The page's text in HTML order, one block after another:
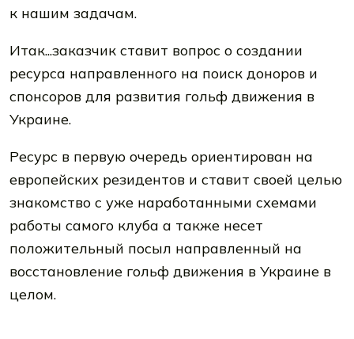
к нашим задачам.
Итак...заказчик ставит вопрос о создании
ресурса направленного на поиск доноров и
спонсоров для развития гольф движения в
Украине.
Ресурс в первую очередь ориентирован на
европейских резидентов и ставит своей целью
знакомство с уже наработанными схемами
работы самого клуба а также несет
положительный посыл направленный на
восстановление гольф движения в Украине в
целом.